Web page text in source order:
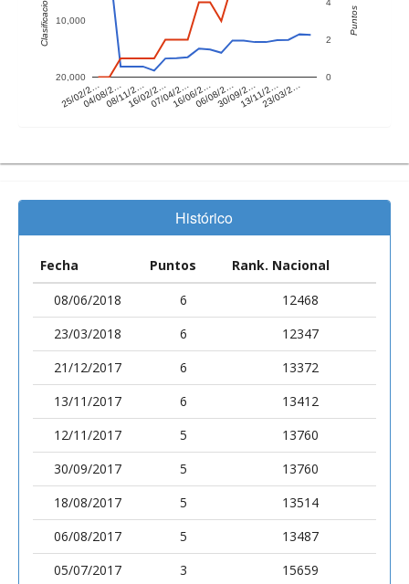
25/02/2…04/08/2…08/11/2…16/02/2…07/04/2…16/06/2…06/08/2…30/09/2…13/11/2…23/03/2…
10,000
20,000 0
2
4
Clasificacion Puntos
Histórico
Fecha Puntos
Rank. Nacional
08/06/2018
6
12468
23/03/2018
6
12347
21/12/2017
6
13372
13/11/2017
6
13412
12/11/2017
5
13760
30/09/2017
5
13760
18/08/2017
5
13514
06/08/2017
5
13487
05/07/2017
3
15659